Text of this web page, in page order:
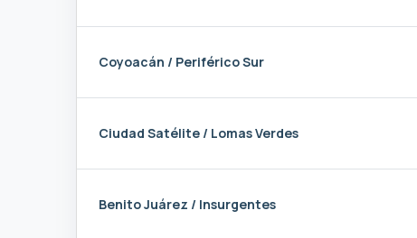
Coyoacán / Periférico Sur
Ciudad Satélite / Lomas Verdes
Benito Juárez / Insurgentes